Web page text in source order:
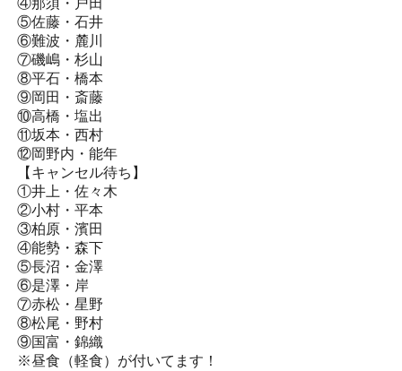
④那須・戸田
⑤佐藤・石井
⑥難波・麓川
⑦磯嶋・杉山
⑧平石・橋本
⑨岡田・斎藤
⑩高橋・塩出
⑪坂本・西村
⑫岡野内・能年
【キャンセル待ち】
①井上・佐々木
②小村・平本
③柏原・濱田
④能勢・森下
⑤長沼・金澤
⑥是澤・岸
⑦赤松・星野
⑧松尾・野村
⑨国富・錦織
※昼食（軽食）が付いてます！